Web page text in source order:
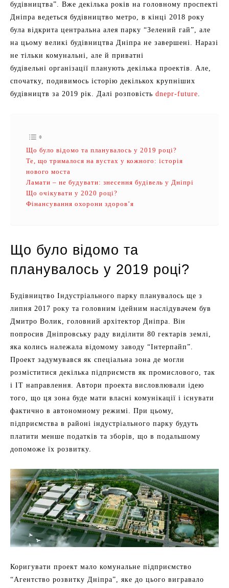
будівництва”. Вже декілька років на головному проспекті
Дніпра ведеться будівництво метро, в кінці 2018 року
була відкрита центральна алея парку “Зелений гай”, але
на цьому великі будівництва Дніпра не завершені. Наразі
не тільки комунальні, але й приватні
будівельні організації планують декілька проектів. Але,
спочатку, подивимось історію декількох крупніших
будівництв за 2019 рік. Далі розповість dnepr-future.
Що було відомо та планувалось у 2019 році?
Те, що трималося на вустах у кожного: історія
нового моста
Ламати – не будувати: знесення будівель у Дніпрі
Що очікувати у 2020 році?
Фінансування охорони здоров’я
Що було відомо та
планувалось у 2019 році?
Будівництво Індустріального парку планувалось ще з
липня 2017 року та головним ідейним наслідувачем був
Дмитро Волик, головний архітектор Дніпра. Він
попросив Дніпровську раду виділити 80 гектарів землі,
яка колись належала відомому заводу “Інтерпайп”.
Проект задумувався як спеціальна зона де могли
розміститися декілька підприємств як промислового, так
і IT направлення. Автори проекта висловлювали ідею
того, що ця зона буде мати власні комунікації і існувати
фактично в автономному режимі. При цьому,
підприємства в районі індустріального парку будуть
платити менше податків та зборів, що в подальшому
допоможе їх розвитку.
Коригувати проект мало комунальне підприємство
“Агентство розвитку Дніпра”, яке до цього вигравало